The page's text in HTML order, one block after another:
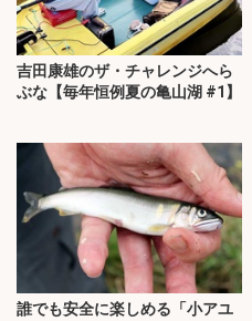
吉田康雄のザ・チャレンジへら
ぶな【毎年恒例夏の亀山湖 #1】
誰でも安全に楽しめる「小アユ